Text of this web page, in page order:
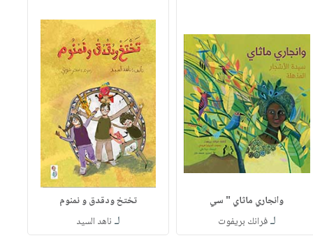
وانجاري ماثاي " سي
لـفرانك بريفوت
تختخ ودقدق و نمنوم
لـ ناهد السيد